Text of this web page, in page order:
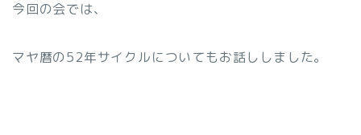
今回の会では、
マヤ暦の52年サイクルについてもお話ししました。